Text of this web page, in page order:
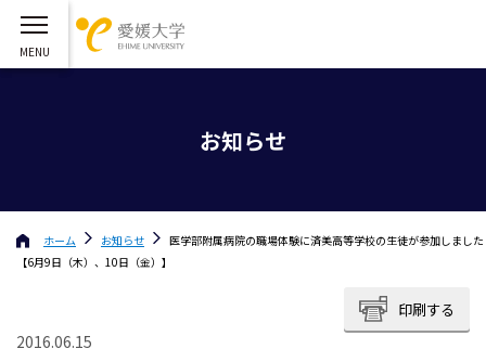
お知らせ
ホーム お知らせ
医学部附属病院の職場体験に済美高等学校の生徒が参加しました
【6月9日（木）、10日（金）】
印刷する
2016.06.15